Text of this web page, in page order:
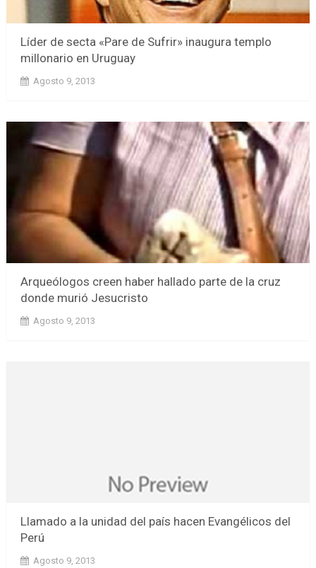
Líder de secta «Pare de Sufrir» inaugura templo
millonario en Uruguay
Agosto 9, 2013
Arqueólogos creen haber hallado parte de la cruz
donde murió Jesucristo
Agosto 9, 2013
Llamado a la unidad del país hacen Evangélicos del
Perú
Agosto 9, 2013